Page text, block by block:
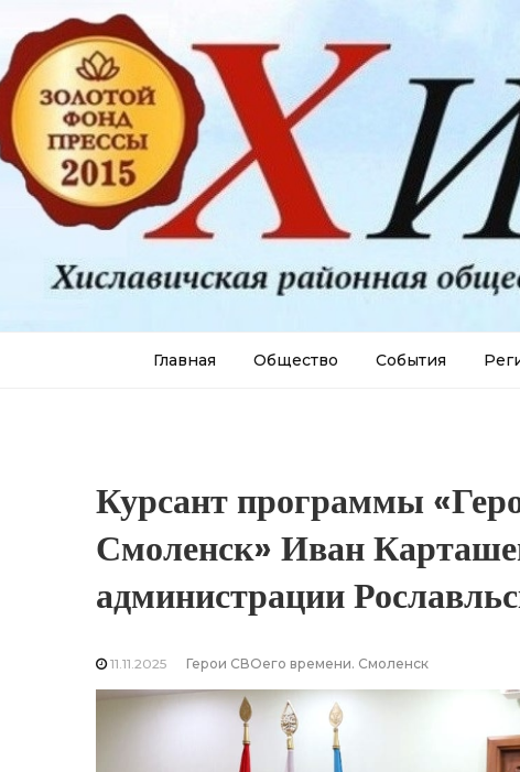
Главная Общество События
Курсант программы
Смоленск» Иван
администрации
11.11.2025 Герои СВОего времени. Смоленск